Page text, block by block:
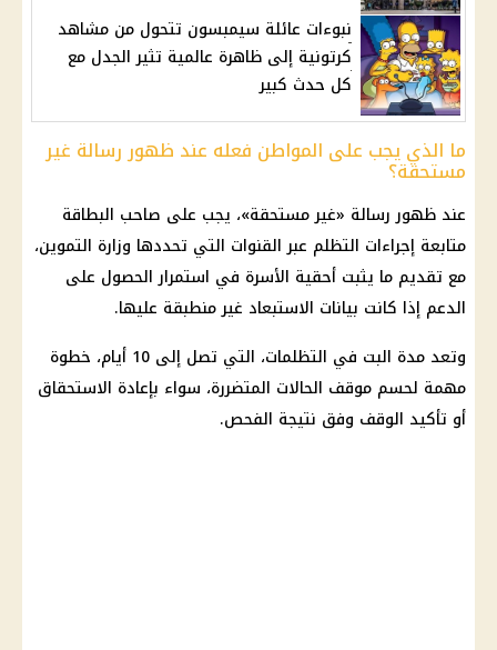
نبوءات عائلة سيمبسون تتحول من مشاهد
كرتونية إلى ظاهرة عالمية تثير الجدل مع
كل حدث كبير
ما الذي يجب على المواطن فعله عند ظهور رسالة غير
مستحقة؟
عند ظهور رسالة «غير مستحقة»، يجب على صاحب البطاقة
متابعة إجراءات التظلم عبر القنوات التي تحددها وزارة التموين،
مع تقديم ما يثبت أحقية الأسرة في استمرار الحصول على
الدعم إذا كانت بيانات الاستبعاد غير منطبقة عليها.
وتعد مدة البت في التظلمات، التي تصل إلى 10 أيام، خطوة
مهمة لحسم موقف الحالات المتضررة، سواء بإعادة الاستحقاق
أو تأكيد الوقف وفق نتيجة الفحص.